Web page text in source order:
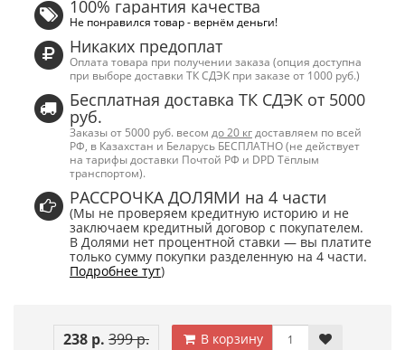
100% гарантия качества
Не понравился товар - вернём деньги!
Никаких предоплат
Оплата товара при получении заказа (опция доступна
при выборе доставки ТК СДЭК при заказе от 1000 руб.)
Бесплатная доставка ТК СДЭК от 5000
руб.
Заказы от 5000 руб. весом до 20 кг доставляем по всей
РФ, в Казахстан и Беларусь БЕСПЛАТНО (не действует
на тарифы доставки Почтой РФ и DPD Тёплым
транспортом).
РАССРОЧКА ДОЛЯМИ на 4 части
(Мы не проверяем кредитную историю и не
заключаем кредитный договор с покупателем.
В Долями нет процентной ставки — вы платите
только сумму покупки разделенную на 4 части.
Подробнее тут)
238 р. 399 р. В корзину